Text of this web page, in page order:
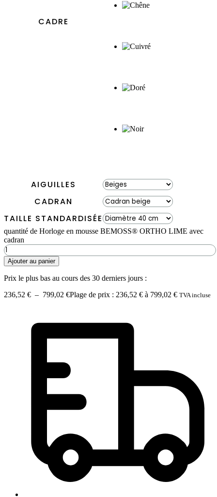
CADRE
AIGUILLES
CADRAN
TAILLE STANDARDISÉE
quantité de Horloge en mousse BEMOSS® ORTHO LIME avec
cadran
Ajouter au panier
Prix le plus bas au cours des 30 derniers jours :
236,52 € – 799,02 €Plage de prix : 236,52 € à 799,02 € TVA incluse